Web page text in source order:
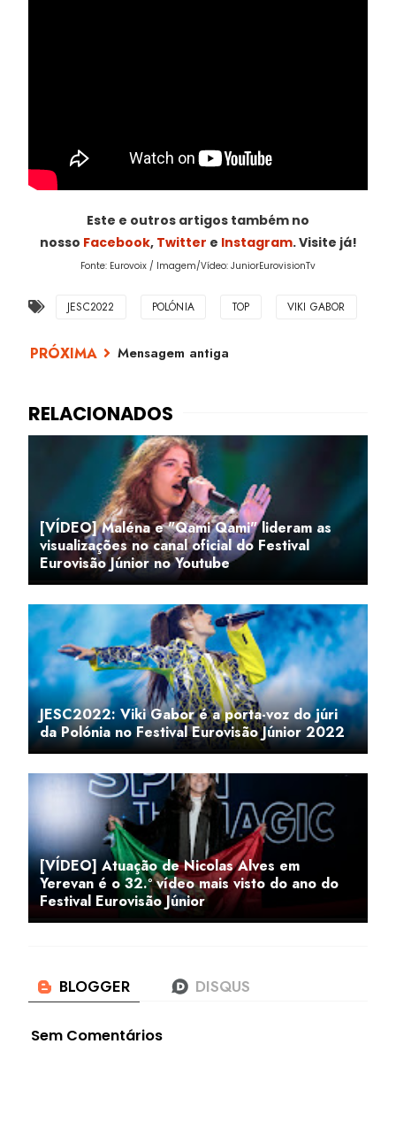
Este e outros artigos também no
nosso Facebook, Twitter e Instagram. Visite já!
Fonte: Eurovoix / Imagem/Vídeo: JuniorEurovisionTv
JESC2022 POLÓNIA TOP VIKI GABOR
Mensagem antiga
[VÍDEO] Maléna e "Qami Qami" lideram as
visualizações no canal oficial do Festival
Eurovisão Júnior no Youtube
JESC2022: Viki Gabor é a porta-voz do júri
da Polónia no Festival Eurovisão Júnior 2022
[VÍDEO] Atuação de Nicolas Alves em
Yerevan é o 32.º vídeo mais visto do ano do
Festival Eurovisão Júnior
Sem Comentários